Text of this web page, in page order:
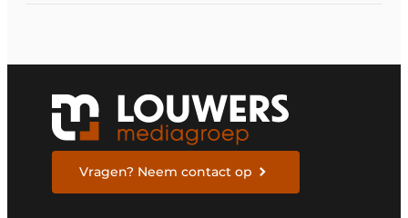
Vragen? Neem contact op